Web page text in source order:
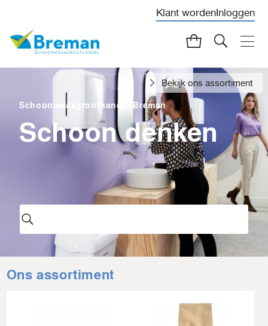
Klant wordenInloggen
Schoonmaakgroothandel Breman
Schoon denken
Bekijk ons assortiment
Ons assortiment